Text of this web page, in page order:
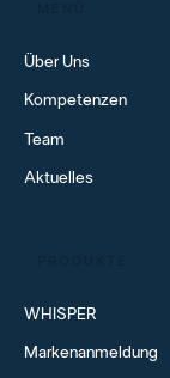
Über Uns
Kompetenzen
Team
Aktuelles
WHISPER
Markenanmeldung